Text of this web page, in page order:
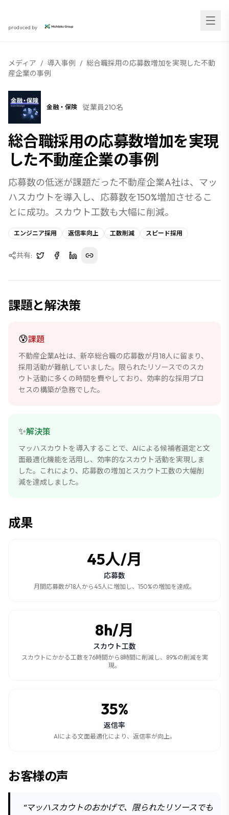
produced by
メディア / 導入事例 / 総合職採用の応募数増加を実現した不動
産企業の事例
金融・保険 従業員210名
総合職採用の応募数増加を実現
した不動産企業の事例
応募数の低迷が課題だった不動産企業A社は、マッ
ハスカウトを導入し、応募数を150%増加させるこ
とに成功。スカウト工数も大幅に削減。
エンジニア採用 返信率向上 工数削減 スピード採用
共有:
課題と解決策
😰課題
不動産企業A社は、新卒総合職の応募数が月18人に留まり、
採用活動が難航していました。限られたリソースでのスカ
ウト活動に多くの時間を費やしており、効率的な採用プロ
セスの構築が急務でした。
✨解決策
マッハスカウトを導入することで、AIによる候補者選定と文
面最適化機能を活用し、効率的なスカウト活動を実現しま
した。これにより、応募数の増加とスカウト工数の大幅削
減を達成しました。
成果
45人/月
応募数
月間応募数が18人から45人に増加し、150%の増加を達成。
8h/月
スカウト工数
スカウトにかかる工数を76時間から8時間に削減し、89%の削減を実
現。
35%
返信率
AIによる文面最適化により、返信率が向上。
お客様の声
“マッハスカウトのおかげで、限られたリソースでも